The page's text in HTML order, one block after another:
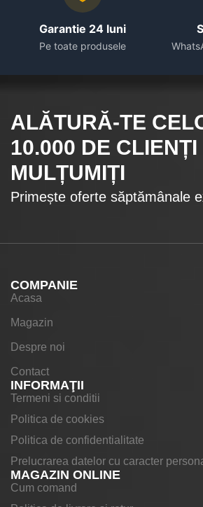
Garantie 24 luni
Pe toate produsele
ALĂTURĂ-TE
10.000 DE CLIENȚI
MULȚUMIȚI
Primește oferte săptămânale
COMPANIE
Acasa
Magazin
Despre noi
Contact
INFORMAŢII
Termeni si conditii
Politica de cookies
Politica de confidentialitate
Prelucrarea datelor cu caracter
MAGAZIN ONLINE
Cum comand